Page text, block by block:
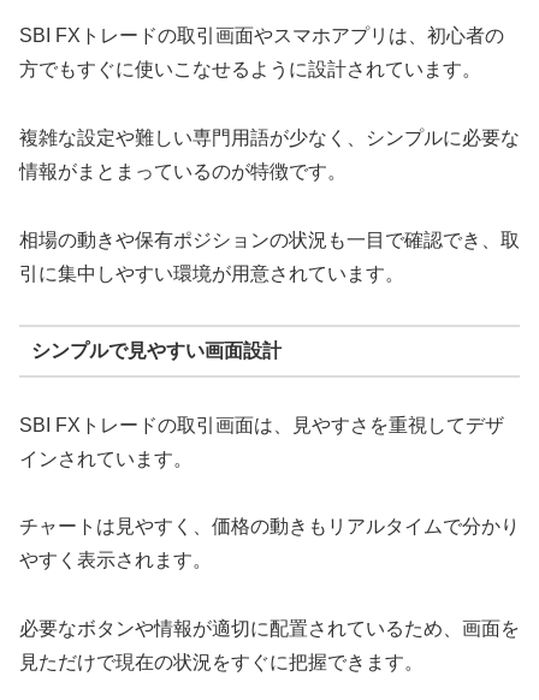
SBI FXトレードの取引画面やスマホアプリは、初心者の
方でもすぐに使いこなせるように設計されています。
複雑な設定や難しい専門用語が少なく、シンプルに必要な
情報がまとまっているのが特徴です。
相場の動きや保有ポジションの状況も一目で確認でき、取
引に集中しやすい環境が用意されています。
シンプルで見やすい画面設計
SBI FXトレードの取引画面は、見やすさを重視してデザ
インされています。
チャートは見やすく、価格の動きもリアルタイムで分かり
やすく表示されます。
必要なボタンや情報が適切に配置されているため、画面を
見ただけで現在の状況をすぐに把握できます。